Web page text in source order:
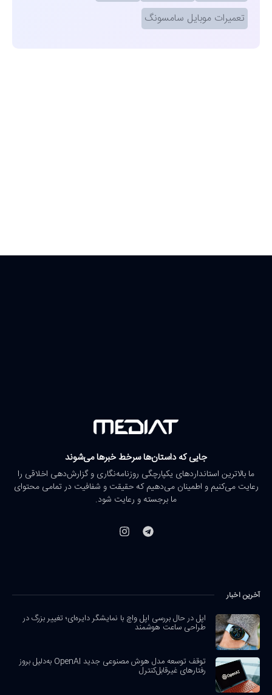
تعمیرات موبایل سامسونگ
جایی که داستان‌ها سرخط خبرها می‌شوند
ما بالاترین استانداردهای یکپارچگی روزنامه‌نگاری و گزارش‌دهی اخلاقی را
رعایت می‌کنیم و اطمینان می‌دهیم که حقیقت و شفافیت در تمامی محتوای
ما برجسته و رعایت شود.
آخرین اخبار
اپل در حال بررسی اپل واچ با نمایشگر دایره‌ای؛ تغییر بزرگ در
طراحی ساعت هوشمند
توقف توسعه مدل هوش مصنوعی جدید OpenAI به‌دلیل بروز
رفتارهای غیرقابل‌کنترل